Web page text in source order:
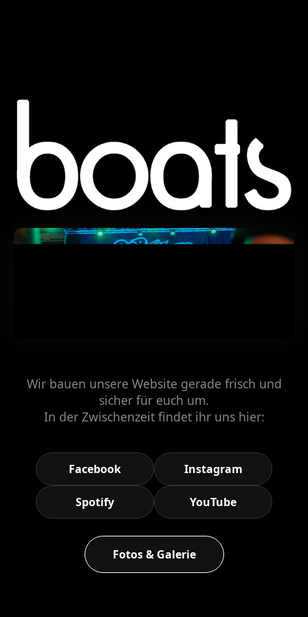
Wir bauen unsere Website gerade frisch und
sicher für euch um.
In der Zwischenzeit findet ihr uns hier:
Facebook Instagram
Spotify YouTube
Fotos & Galerie